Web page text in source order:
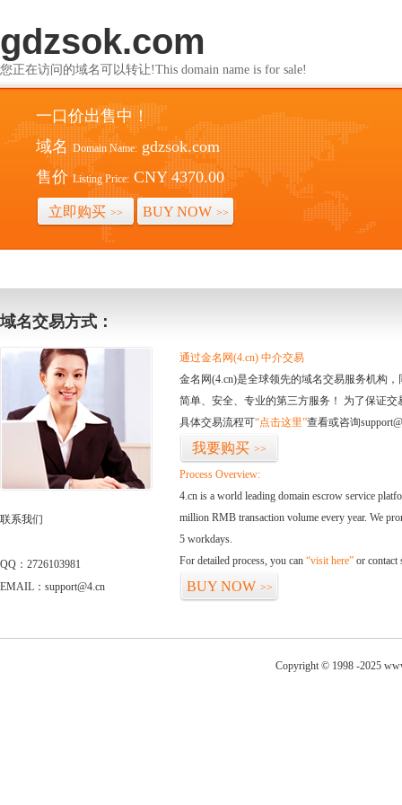
gdzsok.com
您正在访问的域名可以转让!This domain name is for sale!
一口价出售中！
域名 Domain Name: gdzsok.com
售价 Listing Price: CNY 4370.00
立即购买 >> BUY NOW >>
域名交易方式：
联系我们
QQ：2726103981
EMAIL：support@4.cn
通过金名网(4.cn) 中介交易
金名网(4.cn)是全球领先的域名交易服务机构
简单、安全、专业的第三方服务！ 为了保证
具体交易流程可“点击这里”查看或咨询
我要购买 >>
Process Overview:
4.cn is a world leading domain escrow service
million RMB transaction volume every year. We
5 workdays.
For detailed process, you can “visit here” or contact
BUY NOW >>
Copyright © 1998 -2025